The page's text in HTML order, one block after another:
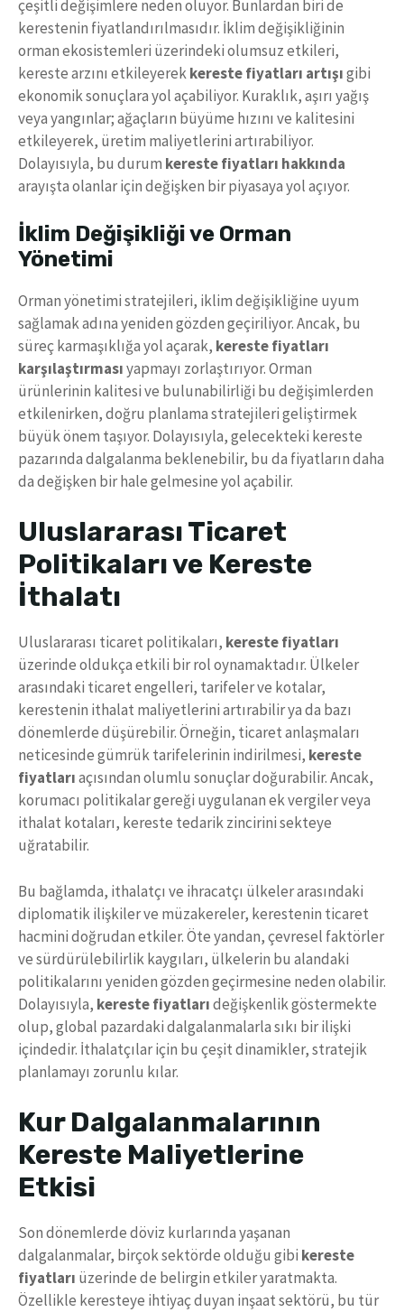
çeşitli değişimlere neden oluyor. Bunlardan biri de
kerestenin fiyatlandırılmasıdır. İklim değişikliğinin
orman ekosistemleri üzerindeki olumsuz etkileri,
kereste arzını etkileyerekkereste fiyatları artışıgibi
ekonomik sonuçlara yol açabiliyor. Kuraklık, aşırı yağış
veya yangınlar; ağaçların büyüme hızını ve kalitesini
etkileyerek, üretim maliyetlerini artırabiliyor.
Dolayısıyla, bu durum kereste fiyatları hakkında
arayışta olanlar için değişken bir piyasaya yol açıyor.
İklim Değişikliği ve Orman
Yönetimi
Orman yönetimi stratejileri, iklim değişikliğine uyum
sağlamak adına yeniden gözden geçiriliyor. Ancak, bu
süreç karmaşıklığa yol açarak, kereste fiyatları
karşılaştırmasıyapmayı zorlaştırıyor. Orman
ürünlerinin kalitesi ve bulunabilirliği bu değişimlerden
etkilenirken, doğru planlama stratejileri geliştirmek
büyük önem taşıyor. Dolayısıyla, gelecekteki kereste
pazarında dalgalanma beklenebilir, bu da fiyatların daha
da değişken bir hale gelmesine yol açabilir.
Uluslararası Ticaret
Politikaları ve Kereste
İthalatı
Uluslararası ticaret politikaları, kereste fiyatları
üzerinde oldukça etkili bir rol oynamaktadır. Ülkeler
arasındaki ticaret engelleri, tarifeler ve kotalar,
kerestenin ithalat maliyetlerini artırabilir ya da bazı
dönemlerde düşürebilir. Örneğin, ticaret anlaşmaları
neticesinde gümrük tarifelerinin indirilmesi, kereste
fiyatlarıaçısından olumlu sonuçlar doğurabilir. Ancak,
korumacı politikalar gereği uygulanan ek vergiler veya
ithalat kotaları, kereste tedarik zincirini sekteye
uğratabilir.
Bu bağlamda, ithalatçı ve ihracatçı ülkeler arasındaki
diplomatik ilişkiler ve müzakereler, kerestenin ticaret
hacmini doğrudan etkiler. Öte yandan, çevresel faktörler
ve sürdürülebilirlik kaygıları, ülkelerin bu alandaki
politikalarını yeniden gözden geçirmesine neden olabilir.
Dolayısıyla, kereste fiyatlarıdeğişkenlik göstermekte
olup, global pazardaki dalgalanmalarla sıkı bir ilişki
içindedir. İthalatçılar için bu çeşit dinamikler, stratejik
planlamayı zorunlu kılar.
Kur Dalgalanmalarının
Kereste Maliyetlerine
Etkisi
Son dönemlerde döviz kurlarında yaşanan
dalgalanmalar, birçok sektörde olduğu gibi kereste
fiyatları üzerinde de belirgin etkiler yaratmakta.
Özellikle keresteye ihtiyaç duyan inşaat sektörü, bu tür